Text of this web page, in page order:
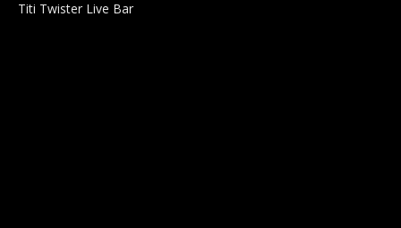
Titi Twister Live Bar